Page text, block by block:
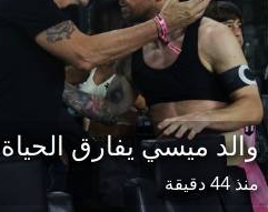
والد ميسي يفارق
منذ 44 دقيقة